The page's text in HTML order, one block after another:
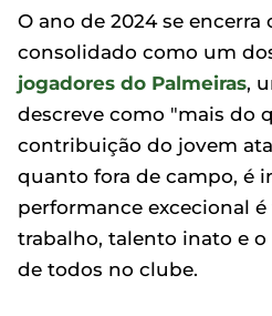
O ano de 2024 se encerra
consolidado como um
jogadores do Palmeiras,
descreve como "mais do
contribuição do jovem
quanto fora de campo, é
performance excecional
trabalho, talento inato e
de todos no clube.